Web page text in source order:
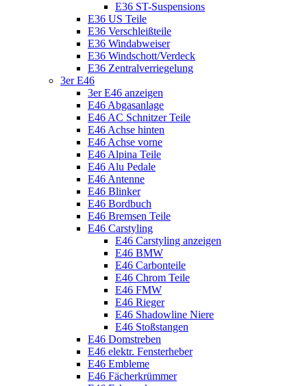
E36 ST-Suspensions
E36 US Teile
E36 Verschleißteile
E36 Windabweiser
E36 Windschott/Verdeck
E36 Zentralverriegelung
3er E46
3er E46 anzeigen
E46 Abgasanlage
E46 AC Schnitzer Teile
E46 Achse hinten
E46 Achse vorne
E46 Alpina Teile
E46 Alu Pedale
E46 Antenne
E46 Blinker
E46 Bordbuch
E46 Bremsen Teile
E46 Carstyling
E46 Carstyling anzeigen
E46 BMW
E46 Carbonteile
E46 Chrom Teile
E46 FMW
E46 Rieger
E46 Shadowline Niere
E46 Stoßstangen
E46 Domstreben
E46 elektr. Fensterheber
E46 Embleme
E46 Fächerkrümmer